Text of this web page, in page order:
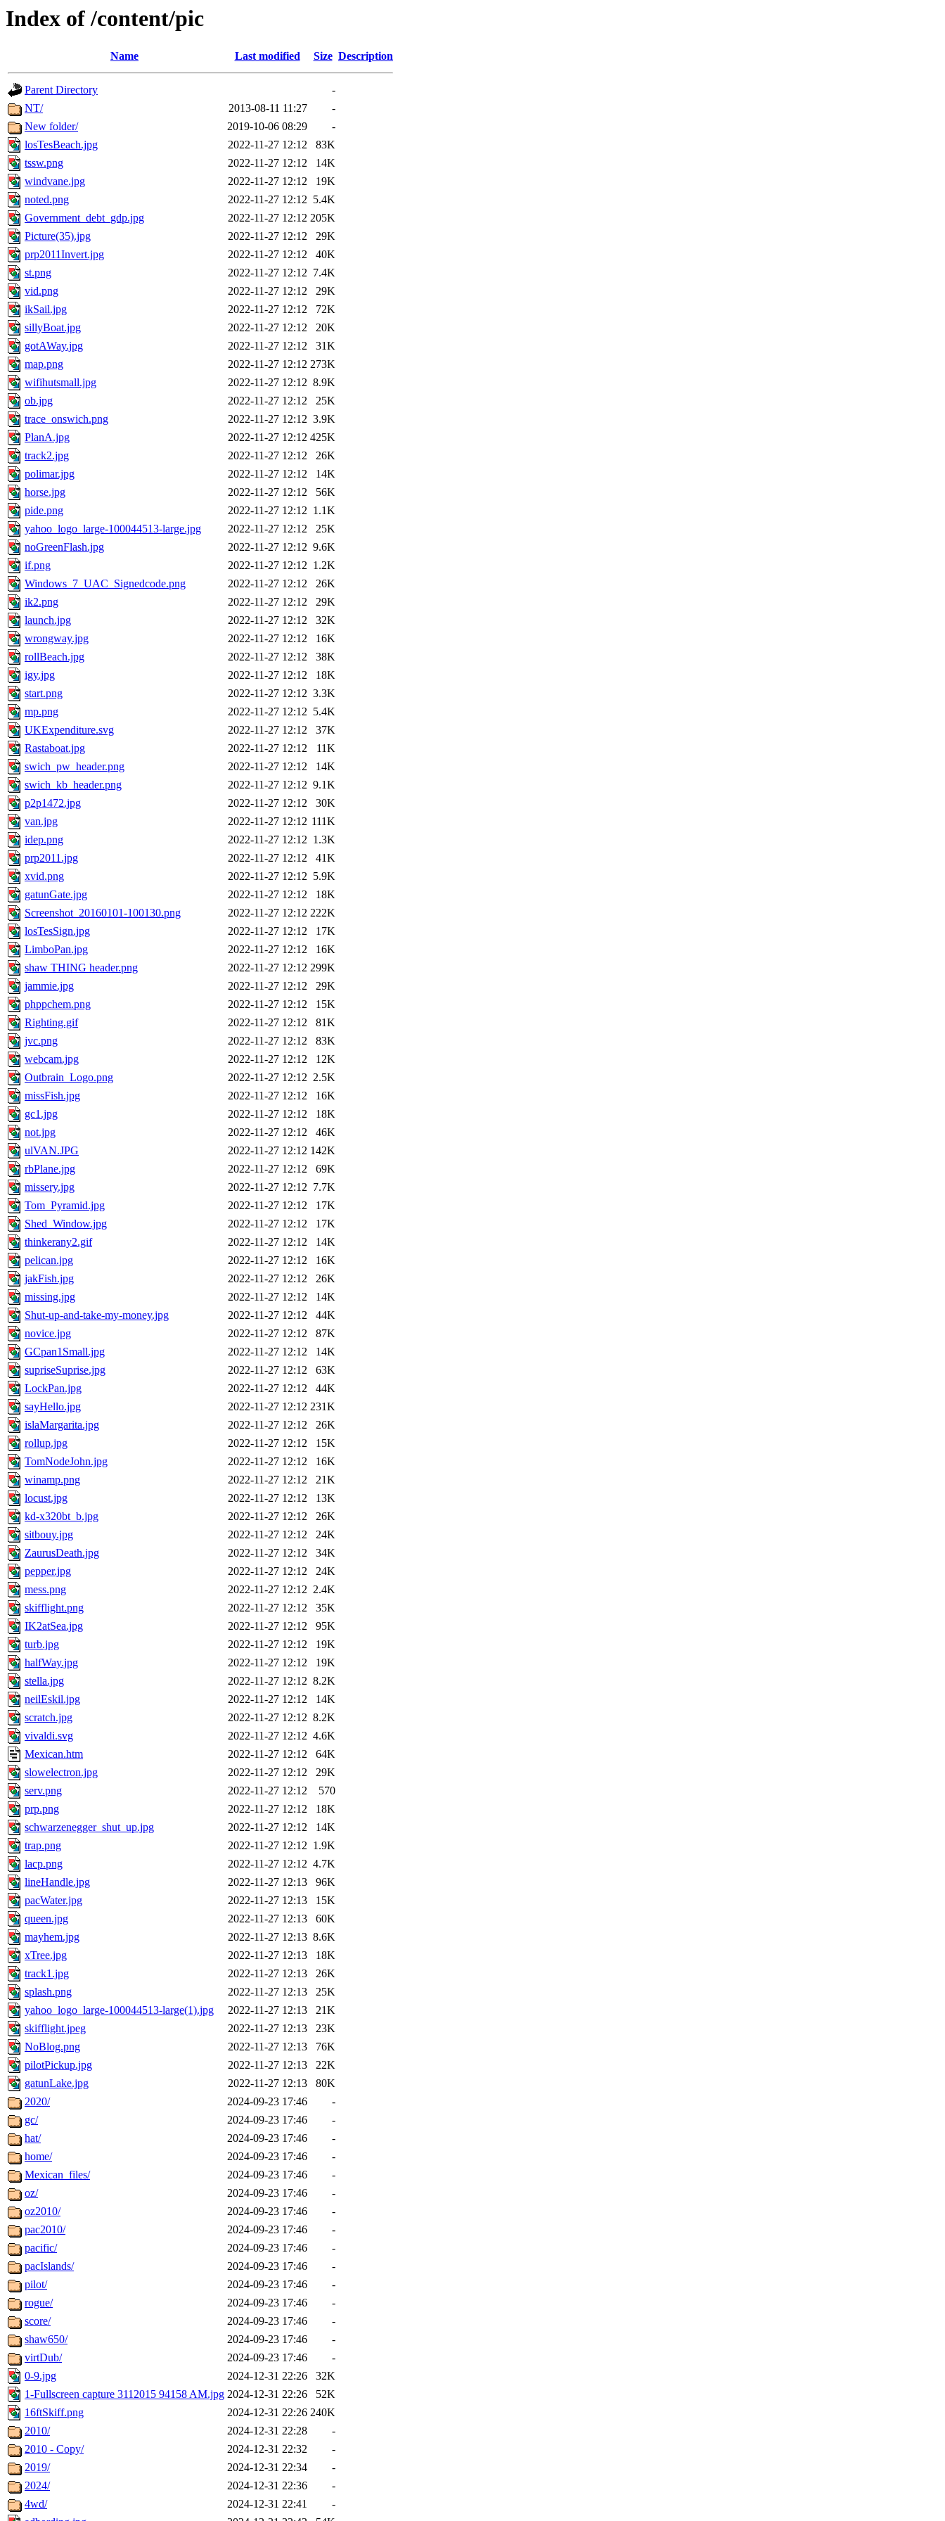
Index of /content/pic
Name Last modified Size Description
Parent Directory
-
NT/
2013-08-11 11:27
-
New folder/
2019-10-06 08:29
-
losTesBeach.jpg
2022-11-27 12:12
83K
tssw.png
2022-11-27 12:12
14K
windvane.jpg
2022-11-27 12:12
19K
noted.png
2022-11-27 12:12 5.4K
Government_debt_gdp.jpg
2022-11-27 12:12 205K
Picture(35).jpg
2022-11-27 12:12
29K
prp2011Invert.jpg
2022-11-27 12:12
40K
st.png
2022-11-27 12:12 7.4K
vid.png
2022-11-27 12:12
29K
ikSail.jpg
2022-11-27 12:12
72K
sillyBoat.jpg
2022-11-27 12:12
20K
gotAWay.jpg
2022-11-27 12:12
31K
map.png
2022-11-27 12:12 273K
wifihutsmall.jpg
2022-11-27 12:12 8.9K
ob.jpg
2022-11-27 12:12
25K
trace_onswich.png
2022-11-27 12:12 3.9K
PlanA.jpg
2022-11-27 12:12 425K
track2.jpg
2022-11-27 12:12
26K
polimar.jpg
2022-11-27 12:12
14K
horse.jpg
2022-11-27 12:12
56K
pide.png
2022-11-27 12:12 1.1K
yahoo_logo_large-100044513-large.jpg
2022-11-27 12:12
25K
noGreenFlash.jpg
2022-11-27 12:12 9.6K
if.png
2022-11-27 12:12 1.2K
Windows_7_UAC_Signedcode.png
2022-11-27 12:12
26K
ik2.png
2022-11-27 12:12
29K
launch.jpg
2022-11-27 12:12
32K
wrongway.jpg
2022-11-27 12:12
16K
rollBeach.jpg
2022-11-27 12:12
38K
igy.jpg
2022-11-27 12:12
18K
start.png
2022-11-27 12:12 3.3K
mp.png
2022-11-27 12:12 5.4K
UKExpenditure.svg
2022-11-27 12:12
37K
Rastaboat.jpg
2022-11-27 12:12
11K
swich_pw_header.png
2022-11-27 12:12
14K
swich_kb_header.png
2022-11-27 12:12 9.1K
p2p1472.jpg
2022-11-27 12:12
30K
van.jpg
2022-11-27 12:12 111K
idep.png
2022-11-27 12:12 1.3K
prp2011.jpg
2022-11-27 12:12
41K
xvid.png
2022-11-27 12:12 5.9K
gatunGate.jpg
2022-11-27 12:12
18K
Screenshot_20160101-100130.png
2022-11-27 12:12 222K
losTesSign.jpg
2022-11-27 12:12
17K
LimboPan.jpg
2022-11-27 12:12
16K
shaw THING header.png
2022-11-27 12:12 299K
jammie.jpg
2022-11-27 12:12
29K
phppchem.png
2022-11-27 12:12
15K
Righting.gif
2022-11-27 12:12
81K
jvc.png
2022-11-27 12:12
83K
webcam.jpg
2022-11-27 12:12
12K
Outbrain_Logo.png
2022-11-27 12:12 2.5K
missFish.jpg
2022-11-27 12:12
16K
gc1.jpg
2022-11-27 12:12
18K
not.jpg
2022-11-27 12:12
46K
ulVAN.JPG
2022-11-27 12:12 142K
rbPlane.jpg
2022-11-27 12:12
69K
missery.jpg
2022-11-27 12:12 7.7K
Tom_Pyramid.jpg
2022-11-27 12:12
17K
Shed_Window.jpg
2022-11-27 12:12
17K
thinkerany2.gif
2022-11-27 12:12
14K
pelican.jpg
2022-11-27 12:12
16K
jakFish.jpg
2022-11-27 12:12
26K
missing.jpg
2022-11-27 12:12
14K
Shut-up-and-take-my-money.jpg
2022-11-27 12:12
44K
novice.jpg
2022-11-27 12:12
87K
GCpan1Small.jpg
2022-11-27 12:12
14K
supriseSuprise.jpg
2022-11-27 12:12
63K
LockPan.jpg
2022-11-27 12:12
44K
sayHello.jpg
2022-11-27 12:12 231K
islaMargarita.jpg
2022-11-27 12:12
26K
rollup.jpg
2022-11-27 12:12
15K
TomNodeJohn.jpg
2022-11-27 12:12
16K
winamp.png
2022-11-27 12:12
21K
locust.jpg
2022-11-27 12:12
13K
kd-x320bt_b.jpg
2022-11-27 12:12
26K
sitbouy.jpg
2022-11-27 12:12
24K
ZaurusDeath.jpg
2022-11-27 12:12
34K
pepper.jpg
2022-11-27 12:12
24K
mess.png
2022-11-27 12:12 2.4K
skifflight.png
2022-11-27 12:12
35K
IK2atSea.jpg
2022-11-27 12:12
95K
turb.jpg
2022-11-27 12:12
19K
halfWay.jpg
2022-11-27 12:12
19K
stella.jpg
2022-11-27 12:12 8.2K
neilEskil.jpg
2022-11-27 12:12
14K
scratch.jpg
2022-11-27 12:12 8.2K
vivaldi.svg
2022-11-27 12:12 4.6K
Mexican.htm
2022-11-27 12:12
64K
slowelectron.jpg
2022-11-27 12:12
29K
serv.png
2022-11-27 12:12
570
prp.png
2022-11-27 12:12
18K
schwarzenegger_shut_up.jpg
2022-11-27 12:12
14K
trap.png
2022-11-27 12:12 1.9K
lacp.png
2022-11-27 12:12 4.7K
lineHandle.jpg
2022-11-27 12:13
96K
pacWater.jpg
2022-11-27 12:13
15K
queen.jpg
2022-11-27 12:13
60K
mayhem.jpg
2022-11-27 12:13 8.6K
xTree.jpg
2022-11-27 12:13
18K
track1.jpg
2022-11-27 12:13
26K
splash.png
2022-11-27 12:13
25K
yahoo_logo_large-100044513-large(1).jpg
2022-11-27 12:13
21K
skifflight.jpeg
2022-11-27 12:13
23K
NoBlog.png
2022-11-27 12:13
76K
pilotPickup.jpg
2022-11-27 12:13
22K
gatunLake.jpg
2022-11-27 12:13
80K
2020/
2024-09-23 17:46
-
gc/
2024-09-23 17:46
-
hat/
2024-09-23 17:46
-
home/
2024-09-23 17:46
-
Mexican_files/
2024-09-23 17:46
-
oz/
2024-09-23 17:46
-
oz2010/
2024-09-23 17:46
-
pac2010/
2024-09-23 17:46
-
pacific/
2024-09-23 17:46
-
pacIslands/
2024-09-23 17:46
-
pilot/
2024-09-23 17:46
-
rogue/
2024-09-23 17:46
-
score/
2024-09-23 17:46
-
shaw650/
2024-09-23 17:46
-
virtDub/
2024-09-23 17:46
-
0-9.jpg
2024-12-31 22:26
32K
1-Fullscreen capture 3112015 94158 AM.jpg 2024-12-31 22:26
52K
16ftSkiff.png
2024-12-31 22:26 240K
2010/
2024-12-31 22:28
-
2010 - Copy/
2024-12-31 22:32
-
2019/
2024-12-31 22:34
-
2024/
2024-12-31 22:36
-
4wd/
2024-12-31 22:41
-